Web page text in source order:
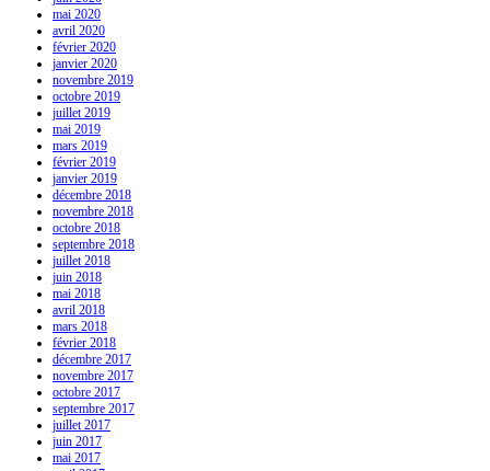
mai 2020
avril 2020
février 2020
janvier 2020
novembre 2019
octobre 2019
juillet 2019
mai 2019
mars 2019
février 2019
janvier 2019
décembre 2018
novembre 2018
octobre 2018
septembre 2018
juillet 2018
juin 2018
mai 2018
avril 2018
mars 2018
février 2018
décembre 2017
novembre 2017
octobre 2017
septembre 2017
juillet 2017
juin 2017
mai 2017